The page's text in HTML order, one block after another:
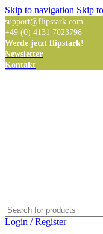
Skip to navigation Skip
support@flipstark.com
+49 (0) 4131 7023798
Werde jetzt flipstark!
Newsletter
Kontakt
Login / Register